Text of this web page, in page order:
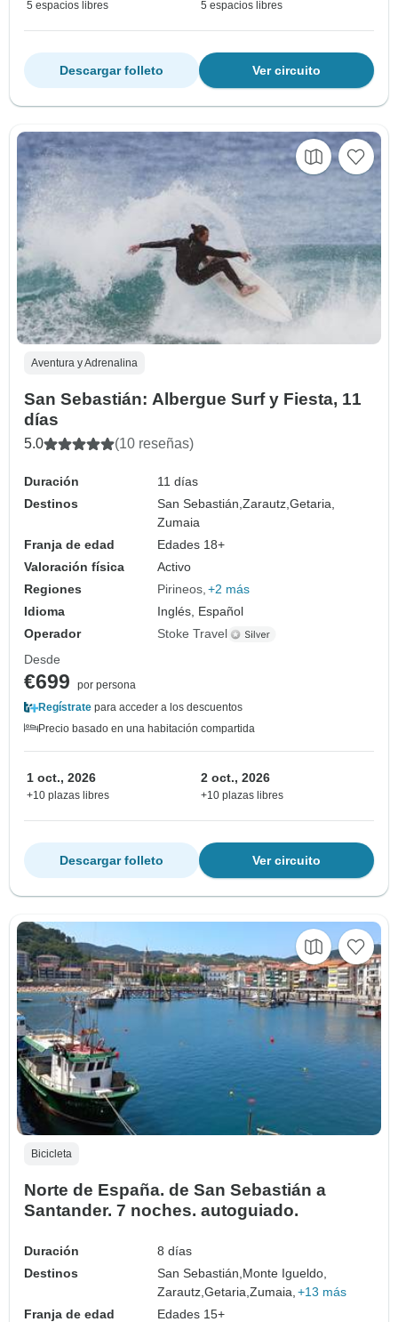
5 espacios libres 5 espacios libres
Ver circuito
Descargar folleto
Aventura y Adrenalina
San Sebastián: Albergue Surf y Fiesta, 11
días
5.0 (10 reseñas)
Duración
11 días
Destinos
San Sebastián,Zarautz,Getaria,
Zumaia
Franja de edad
Edades 18+
Valoración física
Activo
Regiones
Pirineos +2 más
Idioma
Inglés, Español
Operador
Stoke Travel
Desde
€699
por persona
Regístrate para acceder a los descuentos
Precio basado en una habitación compartida
1 oct., 2026
+10 plazas libres
2 oct., 2026
+10 plazas libres
Ver circuito
Descargar folleto
Bicicleta
Norte de España. de San Sebastián a
Santander. 7 noches. autoguiado.
Duración
8 días
Destinos
San Sebastián, Monte Igueldo,
Zarautz,Getaria,Zumaia, +13 más
Franja de edad
Edades 15+